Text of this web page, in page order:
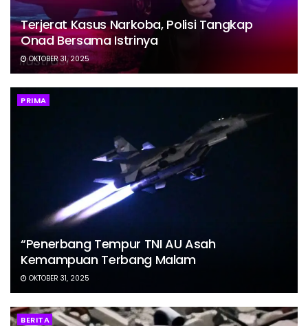
Terjerat Kasus Narkoba, Polisi Tangkap
Onad Bersama Istrinya
OKTOBER 31, 2025
PRIMA
“Penerbang Tempur TNI AU Asah
Kemampuan Terbang Malam
OKTOBER 31, 2025
BERITA